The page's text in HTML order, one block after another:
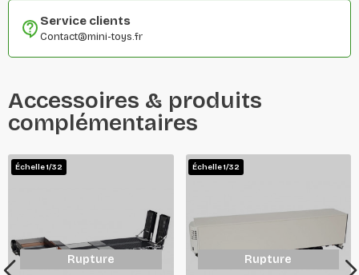
Service clients
Contact@mini-toys.fr
Accessoires & produits
complémentaires
Échelle 1/32
Rupture
Échelle 1/32
Rupture